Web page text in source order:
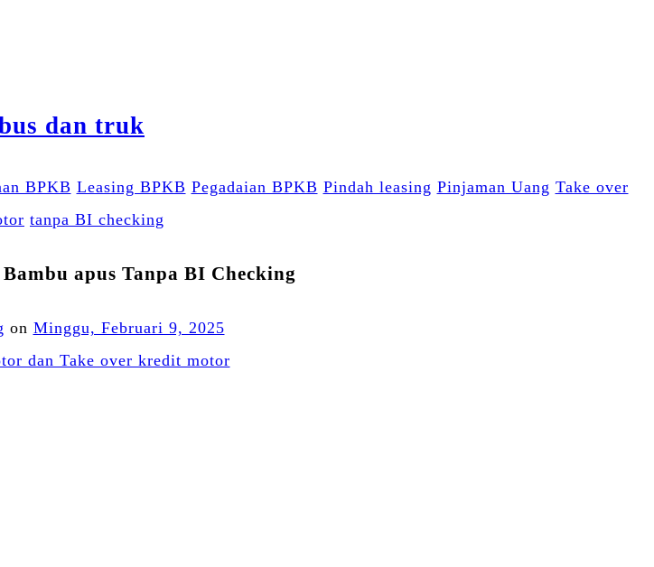
BPKB Leasing BPKB Pegadaian BPKB Pindah leasing Pinjaman Uang Take over
tanpa BI checking
apus Tanpa BI Checking
on Minggu, Februari 9, 2025